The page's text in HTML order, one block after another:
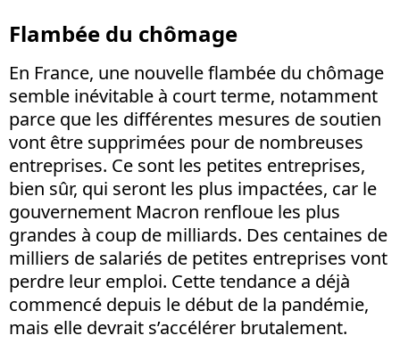
Flambée du chômage
En France, une nouvelle flambée du chômage
semble inévitable à court terme, notamment
parce que les différentes mesures de soutien
vont être supprimées pour de nombreuses
entreprises. Ce sont les petites entreprises,
bien sûr, qui seront les plus impactées, car le
gouvernement Macron renfloue les plus
grandes à coup de milliards. Des centaines de
milliers de salariés de petites entreprises vont
perdre leur emploi. Cette tendance a déjà
commencé depuis le début de la pandémie,
mais elle devrait s’accélérer brutalement.